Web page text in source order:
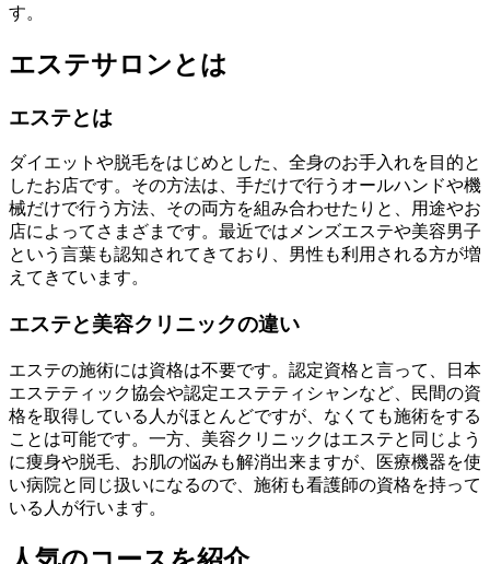
す。
エステサロンとは
エステとは
ダイエットや脱毛をはじめとした、全身のお手入れを目的と
したお店です。その方法は、手だけで行うオールハンドや機
械だけで行う方法、その両方を組み合わせたりと、用途やお
店によってさまざまです。最近ではメンズエステや美容男子
という言葉も認知されてきており、男性も利用される方が増
えてきています。
エステと美容クリニックの違い
エステの施術には資格は不要です。認定資格と言って、日本
エステティック協会や認定エステティシャンなど、民間の資
格を取得している人がほとんどですが、なくても施術をする
ことは可能です。一方、美容クリニックはエステと同じよう
に痩身や脱毛、お肌の悩みも解消出来ますが、医療機器を使
い病院と同じ扱いになるので、施術も看護師の資格を持って
いる人が行います。